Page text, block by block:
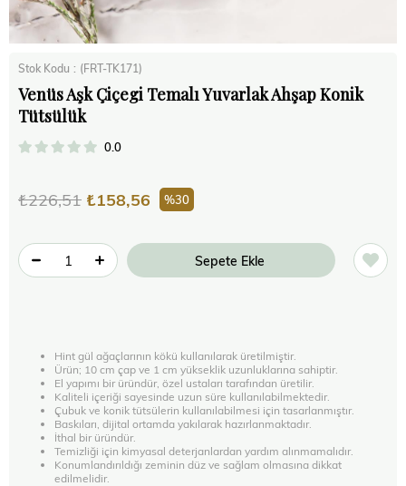
Stok Kodu (FRT-TK171)
Venüs Aşk Çiçegi Temalı Yuvarlak Ahşap Konik
Tütsülük
0.0
₺226,51 ₺158,56 30
Hint gül ağaçlarının kökü kullanılarak üretilmiştir.
Ürün; 10 cm çap ve 1 cm yükseklik uzunluklarına sahiptir.
El yapımı bir üründür, özel ustaları tarafından üretilir.
Kaliteli içeriği sayesinde uzun süre kullanılabilmektedir.
Çubuk ve konik tütsülerin kullanılabilmesi için tasarlanmıştır.
Baskıları, dijital ortamda yakılarak hazırlanmaktadır.
İthal bir üründür.
Temizliği için kimyasal deterjanlardan yardım alınmamalıdır.
Konumlandırıldığı zeminin düz ve sağlam olmasına dikkat
edilmelidir.